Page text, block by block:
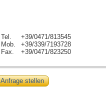
Tel.
+39/0471/813545
Mob.
+39/339/7193728
Fax.
+39/0471/823250
Anfrage stellen